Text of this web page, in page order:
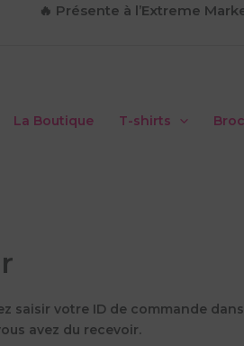
Présente à l’Extreme
La Boutique T-shirts
saisir votre ID de commande
avez du recevoir.